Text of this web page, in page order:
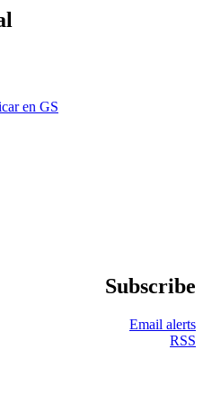
en GS
Subscribe
Email alerts
RSS